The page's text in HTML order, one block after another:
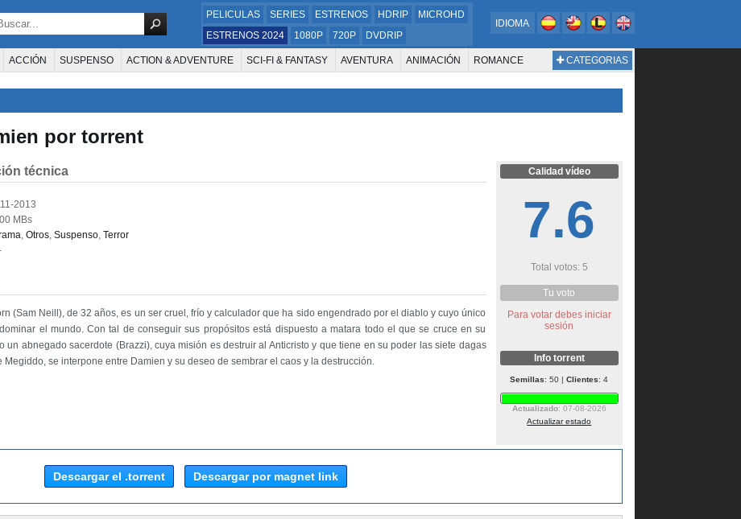
PELICULAS SERIES ESTRENOS HDRIP
MICROHD
ESTRENOS 2024
1080P 720P DVDRIP
IDIOMA
CATEGORIAS
ACCIÓN SUSPENSO ACTION & ADVENTURE SCI-FI & FANTASY AVENTURA ANIMACIÓN ROMANCE
por torrent
técnica
2013
MBs
, Otros, Suspenso, Terror
(Sam Neill), de 32 años, es un ser cruel, frío y calculador que ha sido engendrado por el diablo y cuyo único
el mundo. Con tal de conseguir sus propósitos está dispuesto a matara todo el que se cruce en su
un abnegado sacerdote (Brazzi), cuya misión es destruir al Anticristo y que tiene en su poder las siete dagas
Megiddo, se interpone entre Damien y su deseo de sembrar el caos y la destrucción.
Calidad vídeo
7.6
Total votos: 5
Tu voto
Para votar debes iniciar
sesión
Info torrent
Semillas: 50 |Clientes: 4
Actualizado: 07-08-2026
Actualizar estado
Descargar el .torrent Descargar por magnet link